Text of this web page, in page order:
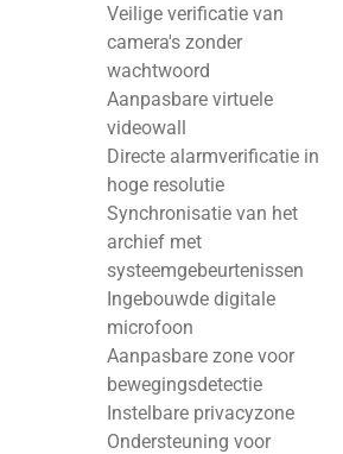
Veilige verificatie van
camera's zonder
wachtwoord
Aanpasbare virtuele
videowall
Directe alarmverificatie in
hoge resolutie
Synchronisatie van het
archief met
systeemgebeurtenissen
Ingebouwde digitale
microfoon
Aanpasbare zone voor
bewegingsdetectie
Instelbare privacyzone
Ondersteuning voor